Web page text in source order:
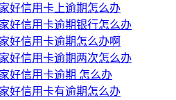
好信用卡上逾期怎么办
好信用卡逾期银行怎么办
好信用卡逾期怎么办啊
好信用卡逾期两次怎么办
好信用卡逾期 怎么办
好信用卡有逾期怎么办